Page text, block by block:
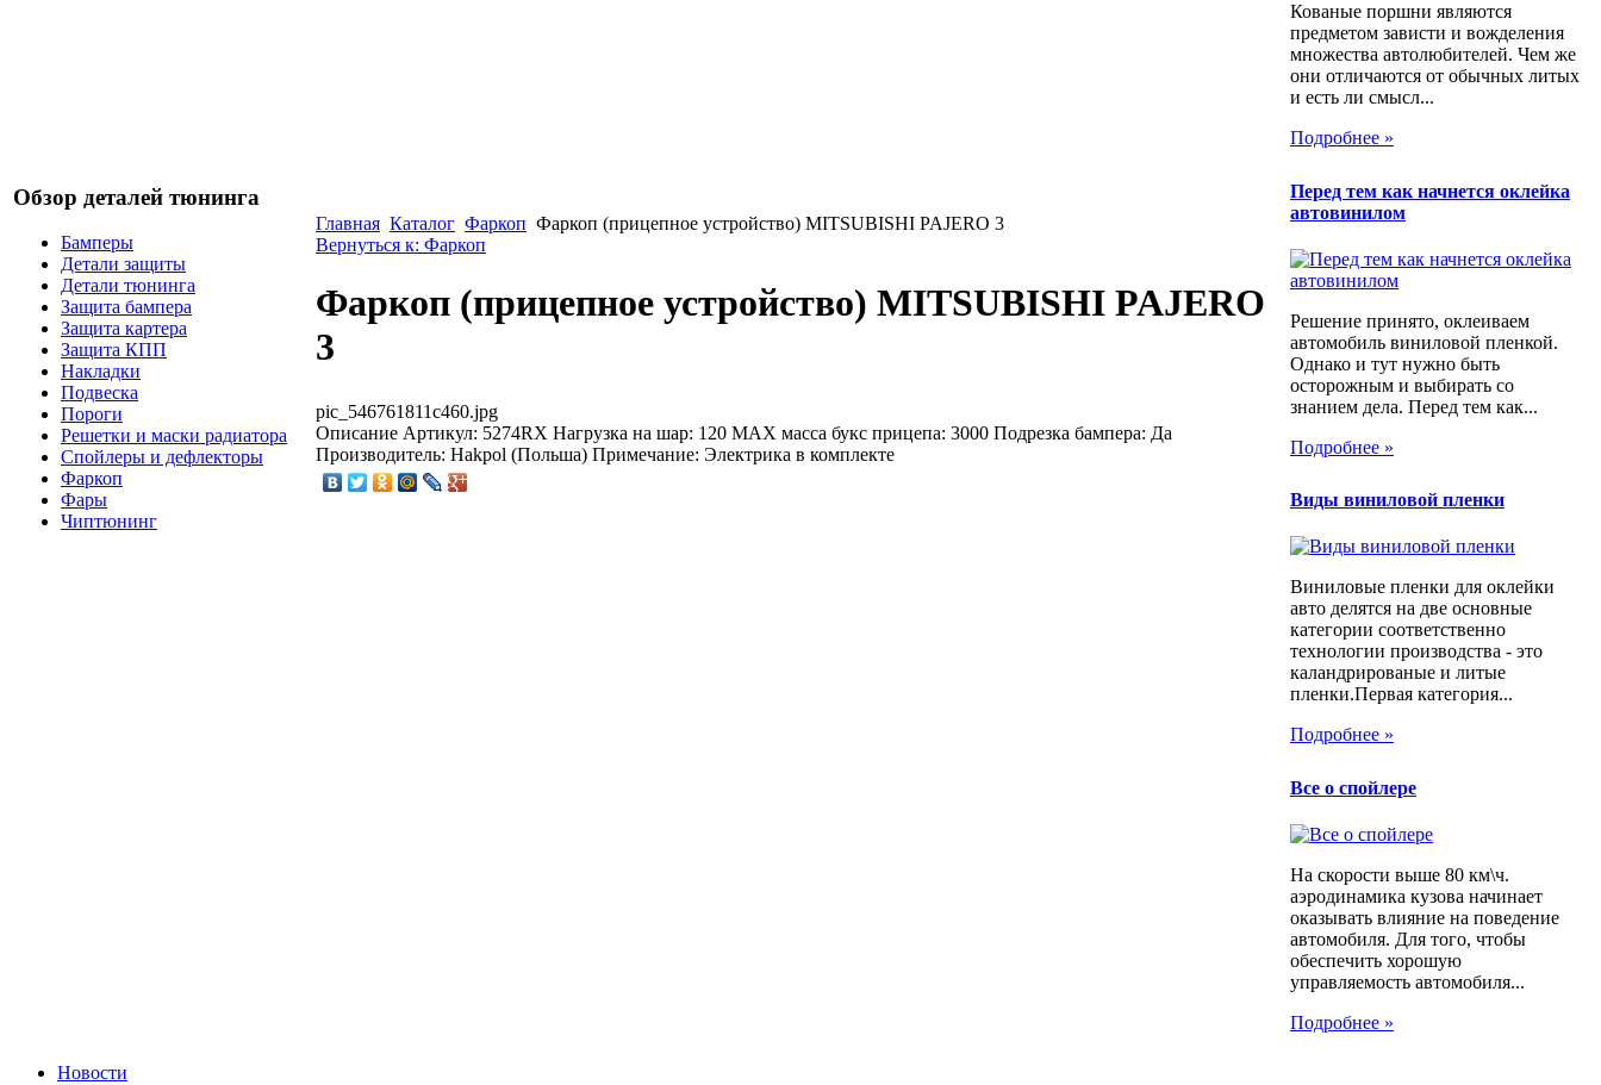
Обзор деталей тюнинга
Бамперы
Детали защиты
Детали тюнинга
Защита бампера
Защита картера
Защита КПП
Накладки
Подвеска
Пороги
Решетки и маски радиатора
Спойлеры и дефлекторы
Фаркоп
Фары
Чиптюнинг
Главная Каталог Фаркоп Фаркоп (прицепное устройство) MITSUBISHI PAJERO 3
Вернуться к: Фаркоп
Фаркоп (прицепное устройство) MITSUBISHI PAJERO
3
pic_546761811c460.jpg
Описание Артикул: 5274RX Нагрузка на шар: 120 MAX масса букс прицепа: 3000 Подрезка бампера: Да
Производитель: Hakpol (Польша) Примечание: Электрика в комплекте
Кованые поршни являются
предметом зависти и вожделения
множества автолюбителей. Чем же
они отличаются от обычных литых
и есть ли смысл...
Подробнее »
Перед тем как начнется оклейка
автовинилом
Решение принято, оклеиваем
автомобиль виниловой пленкой.
Однако и тут нужно быть
осторожным и выбирать со
знанием дела. Перед тем как...
Подробнее »
Виды виниловой пленки
Виниловые пленки для оклейки
авто делятся на две основные
категории соответственно
технологии производства - это
каландрированые и литые
пленки.Первая категория...
Подробнее »
Все о спойлере
На скорости выше 80 км\ч.
аэродинамика кузова начинает
оказывать влияние на поведение
автомобиля. Для того, чтобы
обеспечить хорошую
управляемость автомобиля...
Подробнее »
Новости